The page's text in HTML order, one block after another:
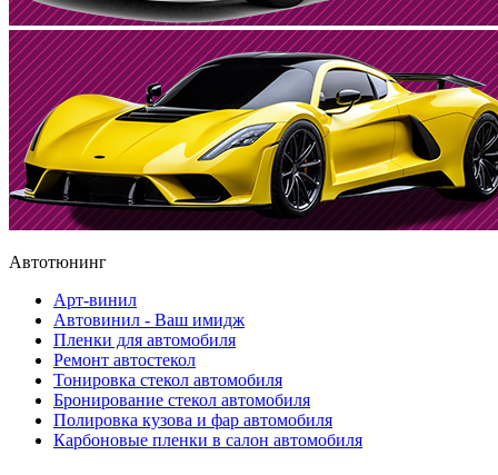
Автотюнинг
Арт-винил
Автовинил - Ваш имидж
Пленки для автомобиля
Ремонт автостекол
Тонировка стекол автомобиля
Бронирование стекол автомобиля
Полировка кузова и фар автомобиля
Карбоновые пленки в салон автомобиля